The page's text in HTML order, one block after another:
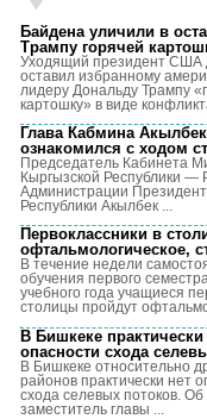
Байдена уличили в
Трампу горячей
Уходящий президент США
оставил избранному
лидеру Дональду Трампу
картошку» в виде
Глава Кабмина
ознакомился с ходом
Председатель Кабинета
Кыргызской Республики —
Администрации
Республики Акылбек ...
Первоклассники в
офтальмологическое,
В течение недели
обучения первого
учебного года учащиеся
столицы пройдут
В Бишкеке практически
опасности схода
В Бишкеке относительно
районов практически нет
схода селевых потоков. Об
заместитель главы ...